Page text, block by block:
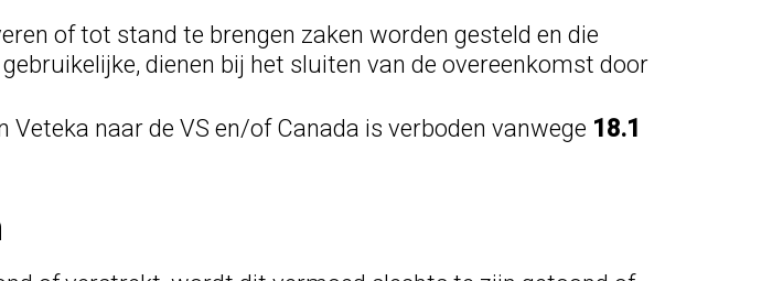
of tot stand te brengen zaken worden gesteld en die
dienen bij het sluiten van de overeenkomst door
naar de VS en/of Canada is verboden vanwege 18.1